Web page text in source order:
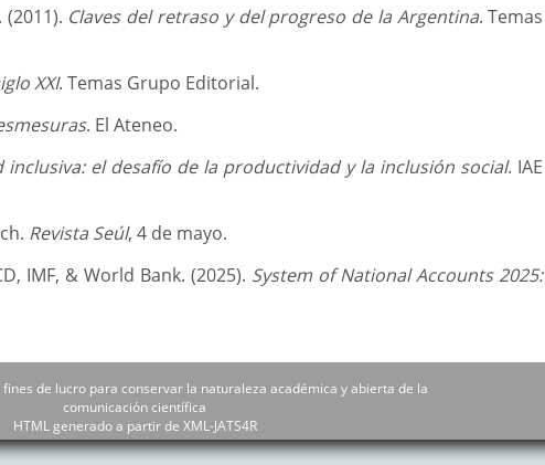
(2011). Claves del retraso y del progreso de la Argentina. Temas
XXI. Temas Grupo Editorial.
. El Ateneo.
inclusiva: el desafío de la productividad y la inclusión social. IAE
Revista Seúl, 4 de mayo.
IMF, & World Bank. (2025). System of National Accounts 2025:
de lucro para conservar la naturaleza académica y abierta de la
comunicación científica
HTML generado a partir de XML-JATS4R